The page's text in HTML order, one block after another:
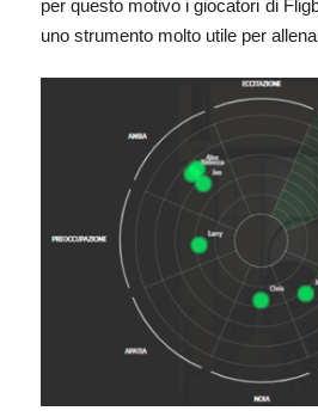
per questo motivo i giocatori di
uno strumento molto utile per